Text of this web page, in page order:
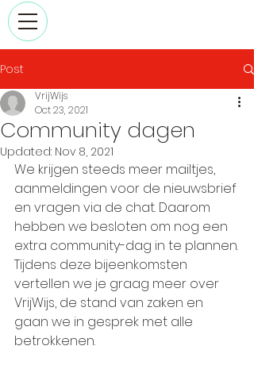
Post
Community dagen
VrijWijs
Oct 23, 2021
Updated: Nov 8, 2021
We krijgen steeds meer mailtjes,
aanmeldingen voor de nieuwsbrief
en vragen via de chat. Daarom
hebben we besloten om nog een
extra community-dag in te plannen.
Tijdens deze bijeenkomsten
vertellen we je graag meer over
VrijWijs, de stand van zaken en
gaan we in gesprek met alle
betrokkenen.